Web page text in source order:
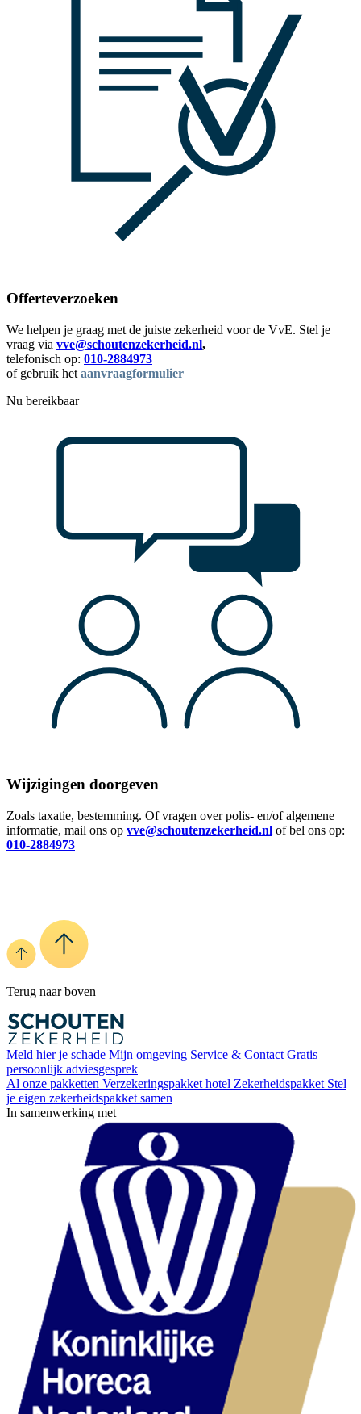
Offerteverzoeken
We helpen je graag met de juiste zekerheid voor de VvE. Stel je
vraag via vve@schoutenzekerheid.nl,
telefonisch op: 010-2884973
of gebruik het aanvraagformulier
Nu bereikbaar
Wijzigingen doorgeven
Zoals taxatie, bestemming. Of vragen over polis- en/of algemene
informatie, mail ons op vve@schoutenzekerheid.nl of bel ons op:
010-2884973
Terug naar boven
Meld hier je schade Mijn omgeving Service & Contact Gratis
persoonlijk adviesgesprek
Al onze pakketten Verzekeringspakket hotel Zekerheidspakket Stel
je eigen zekerheidspakket samen
In samenwerking met